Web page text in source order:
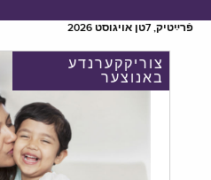
פֿרײַטיק, 7טן אויגוסט 2026
צוריקקערנדע
באנוצער